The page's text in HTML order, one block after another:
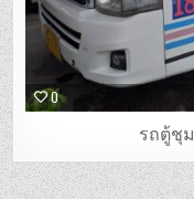
0
รถตู้ชุ